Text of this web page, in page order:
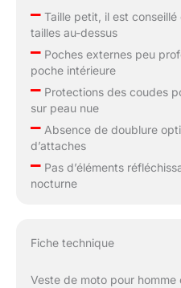
–Taille petit, il est
tailles au-dessus
–Poches externes peu
poche intérieure
–Protections des coudes
sur peau nue
–Absence de doublure
d’attaches
–Pas d’éléments
nocturne
Fiche technique
Veste de moto pour homme